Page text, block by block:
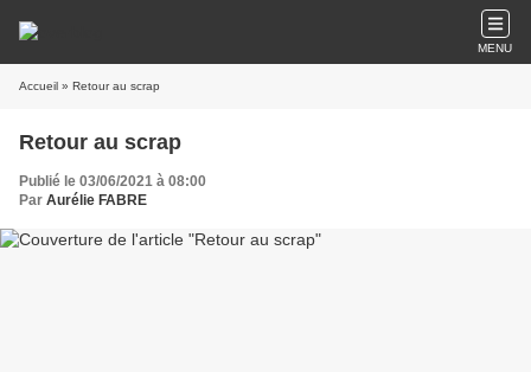
MENU
Accueil » Retour au scrap
Retour au scrap
Publié le 03/06/2021 à 08:00
Par Aurélie FABRE